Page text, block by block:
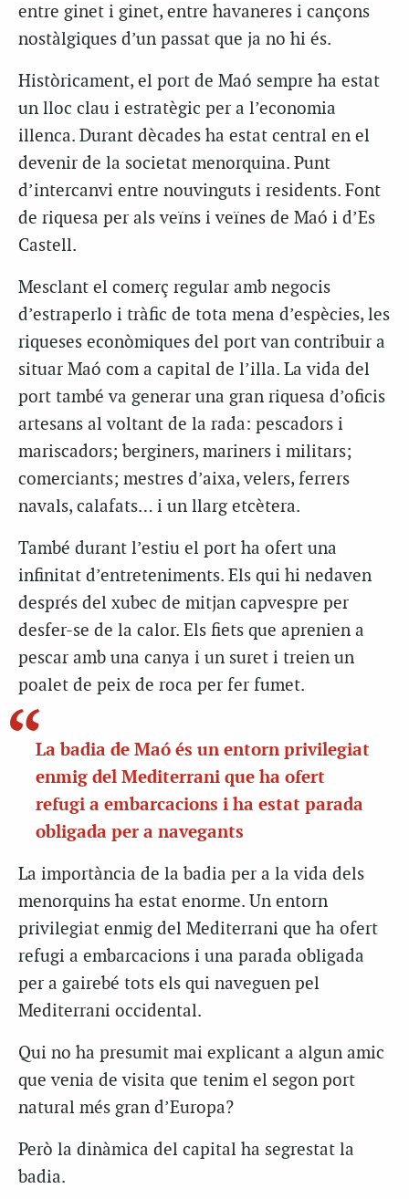
entre ginet i ginet, entre havaneres i cançons
nostàlgiques d’un passat que ja no hi és.
Històricament, el port de Maó sempre ha estat
un lloc clau i estratègic per a l’economia
illenca. Durant dècades ha estat central en el
devenir de la societat menorquina. Punt
d’intercanvi entre nouvinguts i residents. Font
de riquesa per als veïns i veïnes de Maó i d’Es
Castell.
Mesclant el comerç regular amb negocis
d’estraperlo i tràfic de tota mena d’espècies, les
riqueses econòmiques del port van contribuir a
situar Maó com a capital de l’illa. La vida del
port també va generar una gran riquesa d’oficis
artesans al voltant de la rada: pescadors i
mariscadors; berginers, mariners i militars;
comerciants; mestres d’aixa, velers, ferrers
navals, calafats… i un llarg etcètera.
També durant l’estiu el port ha ofert una
infinitat d’entreteniments. Els qui hi nedaven
després del xubec de mitjan capvespre per
desfer-se de la calor. Els fiets que aprenien a
pescar amb una canya i un suret i treien un
poalet de peix de roca per fer fumet.
La badia de Maó és un entorn privilegiat
enmig del Mediterrani que ha ofert
refugi a embarcacions i ha estat parada
obligada per a navegants
La importància de la badia per a la vida dels
menorquins ha estat enorme. Un entorn
privilegiat enmig del Mediterrani que ha ofert
refugi a embarcacions i una parada obligada
per a gairebé tots els qui naveguen pel
Mediterrani occidental.
Qui no ha presumit mai explicant a algun amic
que venia de visita que tenim el segon port
natural més gran d’Europa?
Però la dinàmica del capital ha segrestat la
badia.